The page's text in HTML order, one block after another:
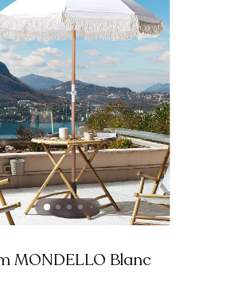
MONDELLO Blanc